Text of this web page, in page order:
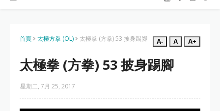
首頁 太極方拳 (OL) 太極拳 (方拳) 53 披身踢腳 A- A A+
太極拳 (方拳) 53 披身踢腳
星期二, 7月 25, 2017